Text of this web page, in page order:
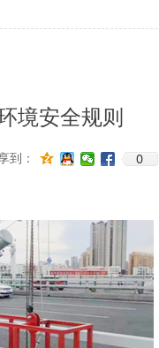
境安全规则
到： 0